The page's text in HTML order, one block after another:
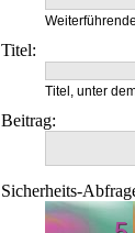
Titel:
Titel, unter
Beitrag:
Sicherheits-